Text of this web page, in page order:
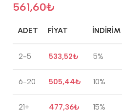
561,60₺
ADET FIYAT İNDIRIM
2-5 533,52₺ 5%
6-20 505,44₺ 10%
21+ 477,36₺
15%